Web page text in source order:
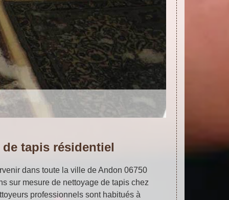
tapis résidentiel
dans toute la ville de Andon 06750
sur mesure de nettoyage de tapis chez
professionnels sont habitués à